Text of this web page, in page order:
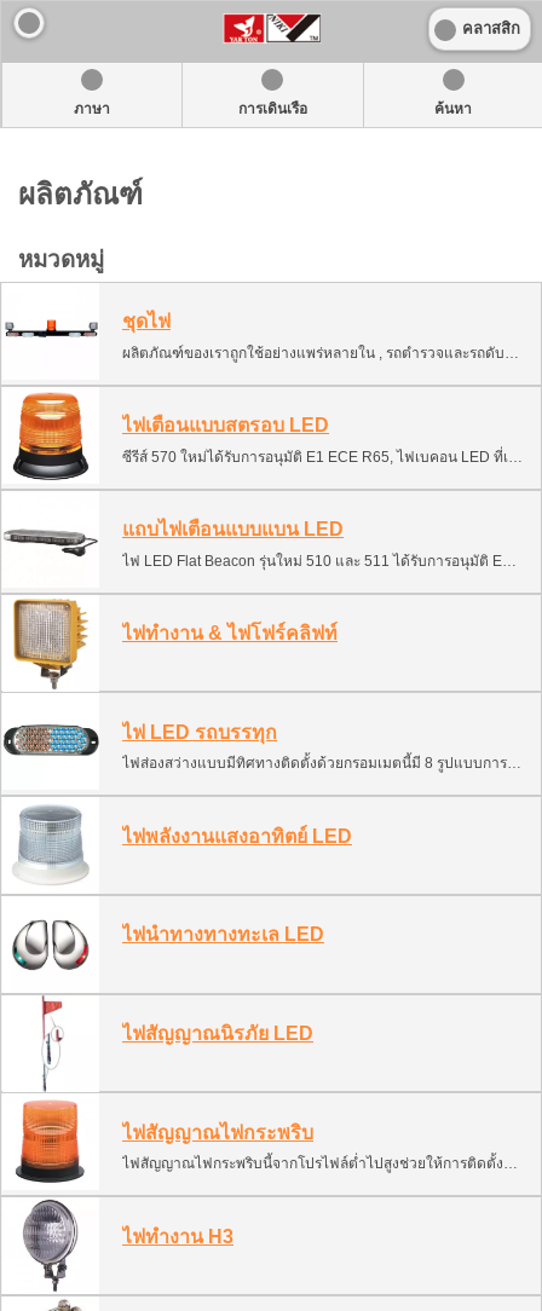
คลาสสิก
ภาษา การเดินเรือ ค้นหา
ผลิตภัณฑ์
หมวดหมู่
ชุดไฟ
ผลิตภัณฑ์ของเราถูกใช้อย่างแพร่หลายใน , รถตำรวจและรถดับเพลิง, รถบรรทุก, รถเหมืองแร่, รถก่อสร้างและรถเกษตร, รถโฟร์คลิฟท์ , แสงสว่างอื่นๆ.
ไฟเตือนแบบสตรอบ LED
ซีรีส์ 570 ใหม่ได้รับการอนุมัติ E1 ECE R65, ไฟเบคอน LED ที่เหมาะสำหรับรถยนต์และรถตู้จำนวนมาก, รถบรรทุก HGV, รถยนต์บริการ, รถเก็บขยะและรีไซเคิล, รถทำความสะอาดถนน, เกษตรกรรม, ไปจนถึงรถขุดดิน.
แถบไฟเตือนแบบแบน LED
ไฟ LED Flat Beacon รุ่นใหม่ 510 และ 511 ได้รับการอนุมัติ E1 ECE R65 และ R10 เหมาะสำหรับรถยนต์และรถตู้จำนวนมาก, รถบรรทุก HGV, รถยนต์บริการ, รถบรรทุกขยะและรีไซเคิล, รถทำความสะอาดถนน, เกษตรกรรม, จนถึงรถขุด
ไฟทำงาน & ไฟโฟร์คลิฟท์
ไฟ LED รถบรรทุก
ไฟส่องสว่างแบบมีทิศทางติดตั้งด้วยกรอมเมตนี้มี 8 รูปแบบการกระพริบ การติดตั้งที่รวดเร็วและง่ายดาย และการใช้งานที่มีอายุการใช้งานยาวนาน การใช้งานที่ต้องการการบำรุงรักษาต่ำ โดยไม่มีชิ้นส่วนที่เคลื่อนไหวหรือหลอดไฟ/หลอดไฟแฟลชที่จะแตกหรือเปลี่ยน เพียงแค่ใส่ตัวรองรับไฟหลังกลมที่จัดหามาให้.
ไฟพลังงานแสงอาทิตย์ LED
ไฟนำทางทางทะเล LED
ไฟสัญญาณนิรภัย LED
ไฟสัญญาณไฟกระพริบ
ไฟสัญญาณไฟกระพริบนี้จากโปรไฟล์ต่ำไปสูงช่วยให้การติดตั้งและ/หรือการถอดออกได้อย่างง่ายดายและสะดวก ยังมีฐานอลูมิเนียมหล่อที่เคลือบป้องกันการกัดกร่อน ออกแบบมาเพื่อความต้านทานการสั่นสะเทือนและการกระจายความร้อนที่สม่ำเสมอและมีประสิทธิภาพ
ไฟทำงาน H3